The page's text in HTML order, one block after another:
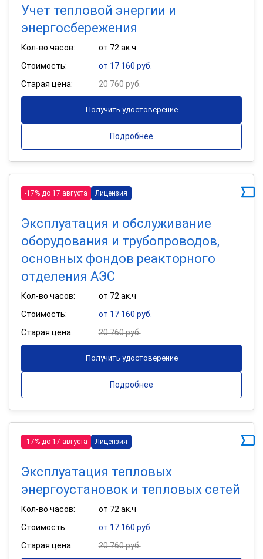
Учет тепловой энергии и
энергосбережения
Кол-во часов:
от 72 ак.ч
Стоимость:
от 17 160 руб.
Старая цена:
20 760 руб.
Получить удостоверение
Подробнее
-17% до 17 августа Лицензия
Эксплуатация и обслуживание
оборудования и трубопроводов,
основных фондов реакторного
отделения АЭС
Кол-во часов:
от 72 ак.ч
Стоимость:
от 17 160 руб.
Старая цена:
20 760 руб.
Получить удостоверение
Подробнее
-17% до 17 августа Лицензия
Эксплуатация тепловых
энергоустановок и тепловых сетей
Кол-во часов:
от 72 ак.ч
Стоимость:
от 17 160 руб.
Старая цена:
20 760 руб.